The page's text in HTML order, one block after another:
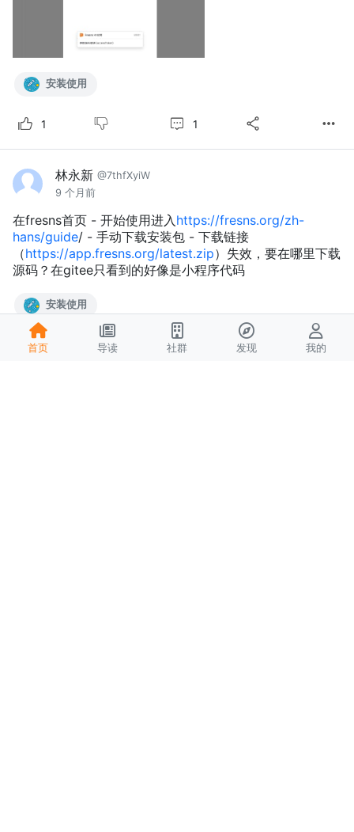
安装使用
1 1
林永新 @7thfXyiW
9 个月前
在fresns首页 - 开始使用进入https://fresns.org/zh-
hans/guide/ - 手动下载安装包 - 下载链接
（https://app.fresns.org/latest.zip）失效，要在哪里下载
源码？在gitee只看到的好像是小程序代码
安装使用
首页 导读 社群 发现 我的